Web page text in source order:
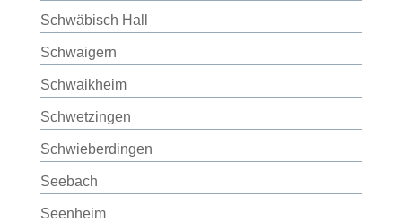
Schwäbisch Hall
Schwaigern
Schwaikheim
Schwetzingen
Schwieberdingen
Seebach
Seenheim